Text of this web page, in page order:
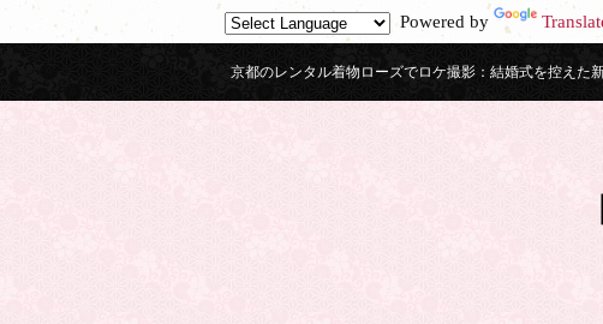
Powered by
京都のレンタル着物ローズでロケ撮影：結婚式を控えた